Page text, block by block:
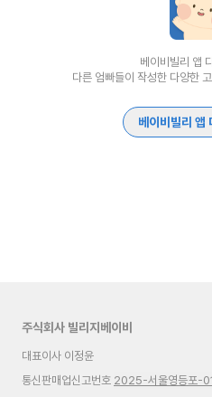
베이비빌리 앱
다른 엄빠들이 작성한 다양한
베이비빌리 앱
주식회사 빌리지베이비
대표이사 이정윤
통신판매업신고번호 2025-서울영등포-